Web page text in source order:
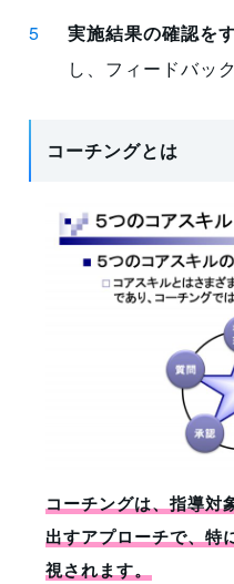
実施結果の確認を
し、フィードバッ
コーチングとは
コーチングは、指導対
出すアプローチで、特
視されます。